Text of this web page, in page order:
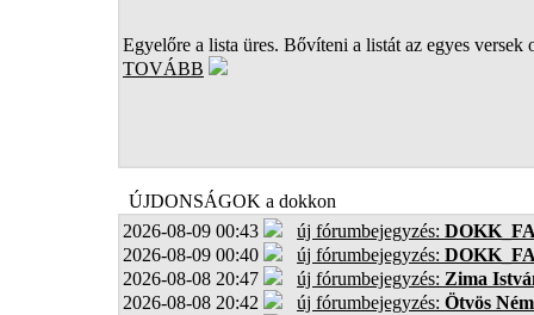
Egyelőre a lista üres. Bővíteni a listát az egyes versek
TOVÁBB
ÚJDONSÁGOK a dokkon
2026-08-09 00:43
új fórumbejegyzés:
2026-08-09 00:40
új fórumbejegyzés:
2026-08-08 20:47
új fórumbejegyzés: Zima
2026-08-08 20:42
új fórumbejegyzés: Ötvös